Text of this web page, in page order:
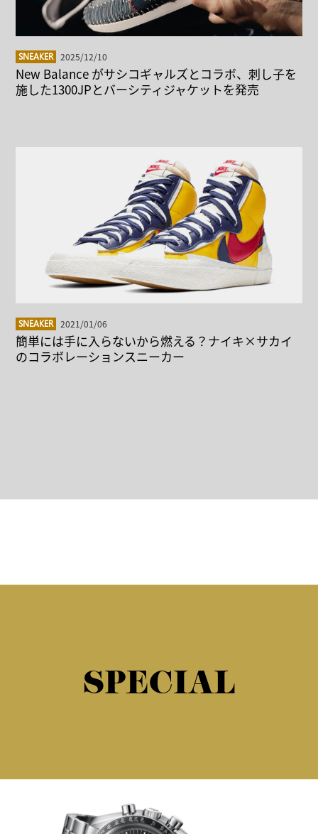
SNEAKER 2025/12/10
New Balance がサシコギャルズとコラボ、刺し子を
施した1300JPとバーシティジャケットを発売
SNEAKER 2021/01/06
簡単には手に入らないから燃える？ナイキ×サカイ
のコラボレーションスニーカー
SPECIAL